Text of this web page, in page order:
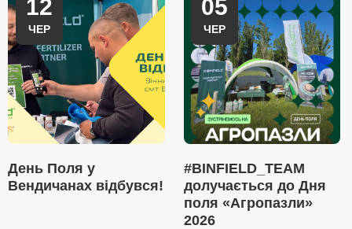
12
ЧЕР
День Поля у
Вендичанах відбувся!
05
ЧЕР
#BINFIELD_TEAM
долучається до Дня
поля «Агропазли»
2026